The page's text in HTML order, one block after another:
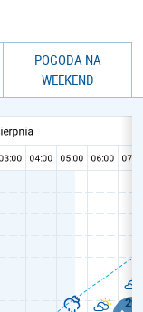
POGODA NA
WEEKEND